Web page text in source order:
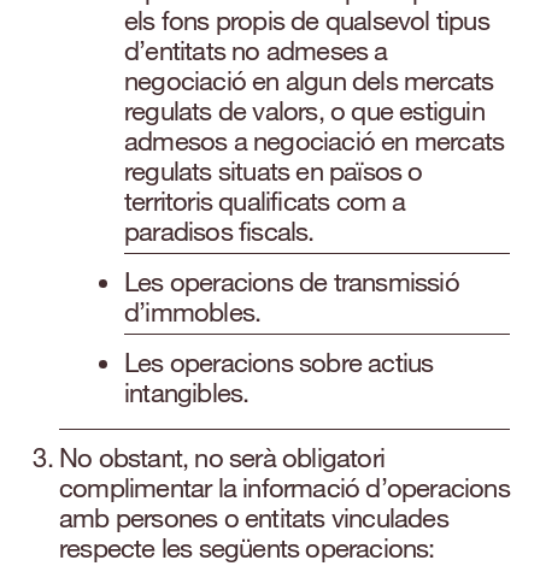
els fons propis de qualsevol tipus
d’entitats no admeses a
negociació en algun dels mercats
regulats de valors, o que estiguin
admesos a negociació en mercats
regulats situats en països o
territoris qualificats com a
paradisos fiscals.
Les operacions de transmissió
d’immobles.
Les operacions sobre actius
intangibles.
No obstant, no serà obligatori
complimentar la informació d’operacions
amb persones o entitats vinculades
respecte les següents operacions: